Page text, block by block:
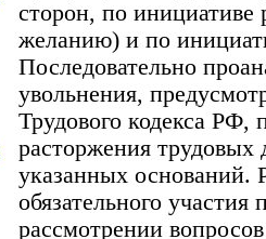
сторон, по инициативе
желанию) и по
Последовательно
увольнения,
Трудового кодекса РФ,
расторжения трудовых
указанных оснований.
обязательного
рассмотрении